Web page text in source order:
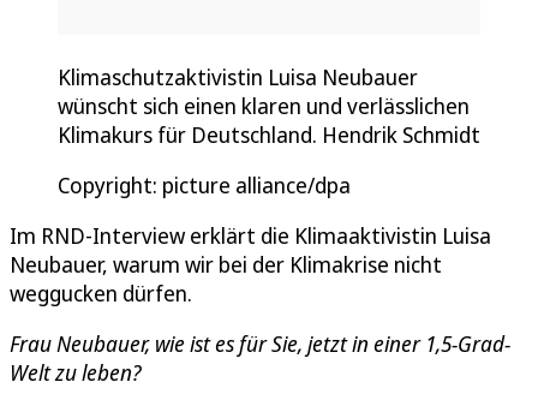
Klimaschutzaktivistin Luisa Neubauer
wünscht sich einen klaren und verlässlichen
Klimakurs für Deutschland. Hendrik Schmidt
Copyright: picture alliance/dpa
Im RND-Interview erklärt die Klimaaktivistin Luisa
Neubauer, warum wir bei der Klimakrise nicht
weggucken dürfen.
Frau Neubauer, wie ist es für Sie, jetzt in einer 1,5-Grad-
Welt zu leben?